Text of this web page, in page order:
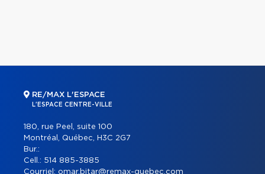
RE/MAX L'ESPACE
L'ESPACE CENTRE-VILLE
180, rue Peel, suite 100
Montréal, Québec, H3C 2G7
Bur.:
Cell.: 514 885-3885
Courriel: omar.bitar@remax-quebec.com